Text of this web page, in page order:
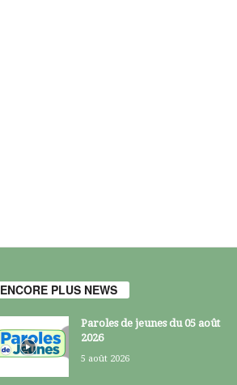
ENCORE PLUS NEWS
Paroles de jeunes du 05 août
2026
5 août 2026